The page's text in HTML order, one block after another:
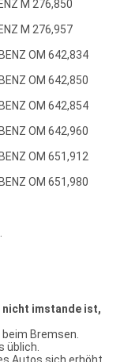
M 276,850
M 276,957
OM 642,834
OM 642,850
OM 642,854
OM 642,960
OM 651,912
OM 651,980
nicht imstande ist,
Bremsen.
üblich.